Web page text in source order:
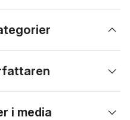
i media